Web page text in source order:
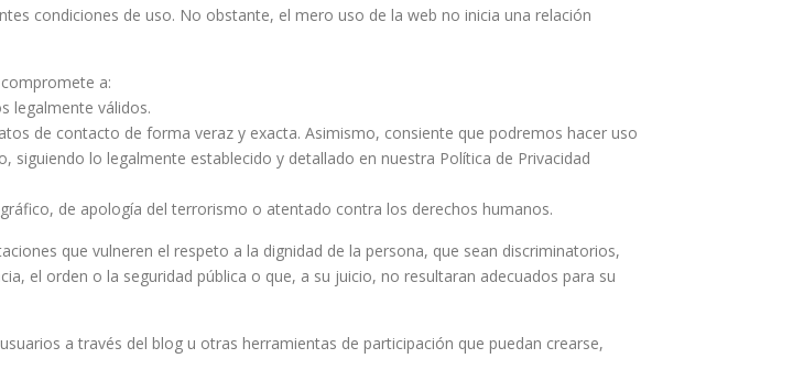
condiciones de uso. No obstante, el mero uso de la web no inicia una relación
a:
legalmente válidos.
de contacto de forma veraz y exacta. Asimismo, consiente que podremos hacer uso
lo legalmente establecido y detallado en nuestra Política de Privacidad
de apología del terrorismo o atentado contra los derechos humanos.
que vulneren el respeto a la dignidad de la persona, que sean discriminatorios,
el orden o la seguridad pública o que, a su juicio, no resultaran adecuados para su
a través del blog u otras herramientas de participación que puedan crearse,